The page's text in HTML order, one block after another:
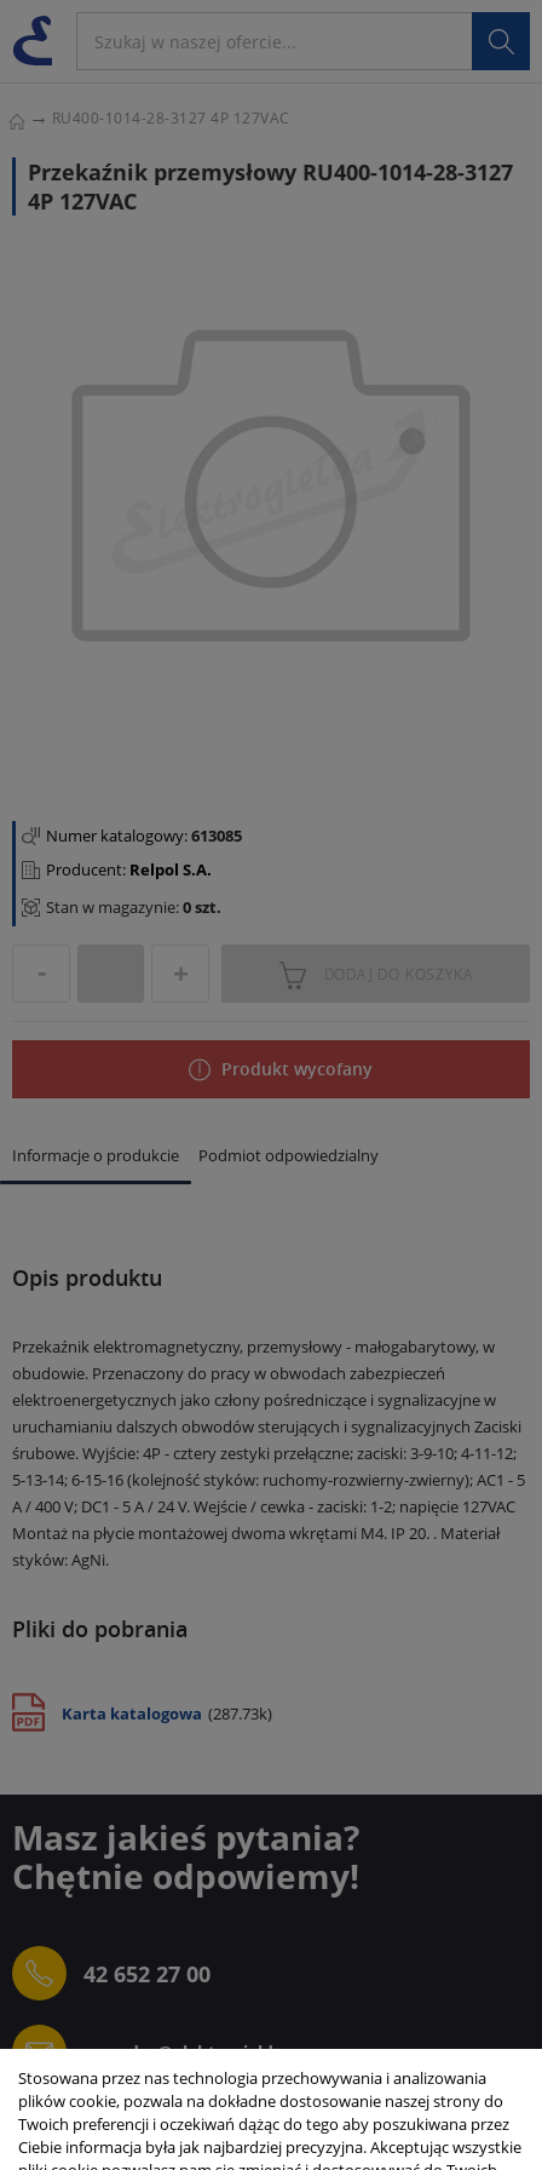

RU400-1014-28-3127 4P 127VAC
Przekaźnik przemysłowy RU400-1014-28-3127
4P 127VAC
Numer katalogowy:613085
Producent: Relpol S.A.
Stan w magazynie:0 szt.
DODAJ DO KOSZYKA
Produkt wycofany
Informacje o produkcie Podmiot odpowiedzialny
Opis produktu
Przekaźnik elektromagnetyczny, przemysłowy - małogabarytowy, w
obudowie. Przenaczony do pracy w obwodach zabezpieczeń
elektroenergetycznych jako człony pośredniczące i sygnalizacyjne w
uruchamianiu dalszych obwodów sterujących i sygnalizacyjnych Zaciski
śrubowe.Wyjście: 4P - cztery zestyki przełączne; zaciski: 3-9-10; 4-11-12;
5-13-14; 6-15-16 (kolejność styków: ruchomy-rozwierny-zwierny); AC1 - 5
A / 400 V; DC1 - 5 A / 24 V.Wejście / cewka - zaciski: 1-2; napięcie 127VAC
Montaż na płycie montażowej dwoma wkrętami M4. IP 20. . Materiał
styków: AgNi.
Pliki do pobrania
Karta katalogowa (287.73k)
Masz jakieś pytania?
Chętnie odpowiemy!
42 652 27 00
sprzedaz@elektrogielda.com
ELEKTROGIEŁDA SZ.ŻACZKIEWICZ; M.KARLIŃSKI
Stosowana przez nas technologia przechowywania i analizowania
plików cookie, pozwala na dokładne dostosowanie naszej strony do
Twoich preferencji i oczekiwań dążąc do tego aby poszukiwana przez
Ciebie informacja była jak najbardziej precyzyjna. Akceptując wszystkie